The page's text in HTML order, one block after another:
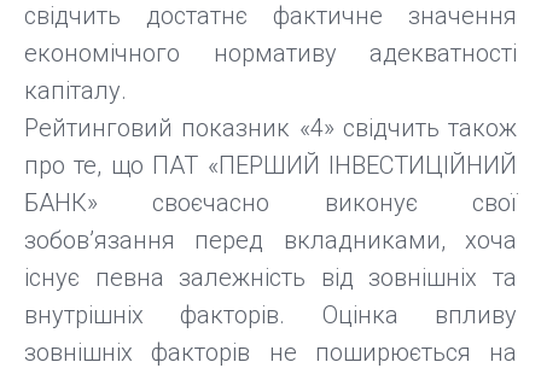
свідчить достатнє фактичне значення
економічного нормативу адекватності
капіталу.
Рейтинговий показник «4» свідчить також
про те, що ПАТ «ПЕРШИЙ ІНВЕСТИЦІЙНИЙ
БАНК» своєчасно виконує свої
зобов’язання перед вкладниками, хоча
існує певна залежність від зовнішніх та
внутрішніх факторів. Оцінка впливу
зовнішніх факторів не поширюється на